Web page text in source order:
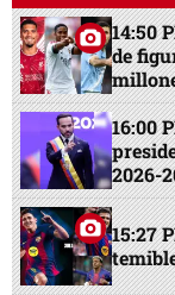
14:50
de
16:00
2026-
15:27